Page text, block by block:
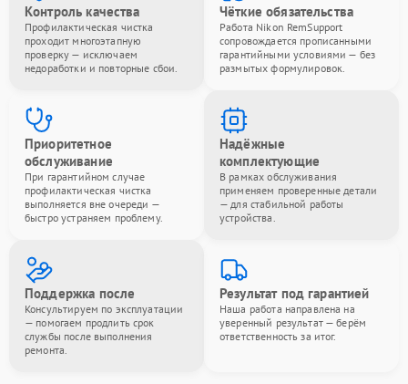
Контроль качества
Профилактическая чистка
проходит многоэтапную
проверку — исключаем
недоработки и повторные сбои.
Чёткие обязательства
Работа Nikon RemSupport
сопровождается прописанными
гарантийными условиями — без
размытых формулировок.
Приоритетное
обслуживание
При гарантийном случае
профилактическая чистка
выполняется вне очереди —
быстро устраняем проблему.
Надёжные
комплектующие
В рамках обслуживания
применяем проверенные детали
— для стабильной работы
устройства.
Поддержка после
Консультируем по эксплуатации
— помогаем продлить срок
службы после выполнения
ремонта.
Результат под гарантией
Наша работа направлена на
уверенный результат — берём
ответственность за итог.